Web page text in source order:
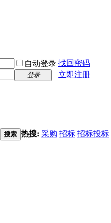
自动登录 找回密码
登录
立即注册
搜索 热搜: 采购 招标 招标投标